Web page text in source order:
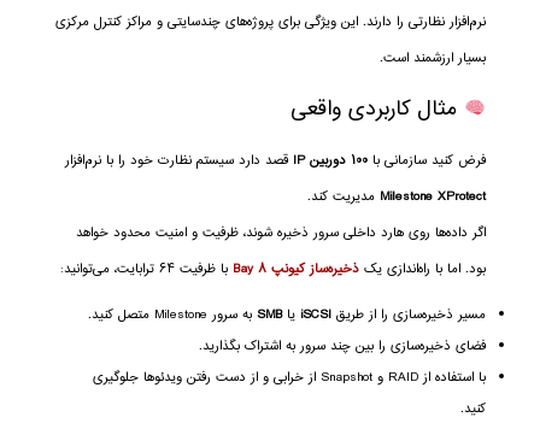
نرم‌افزار نظارتی را دارند. این ویژگی برای پروژه‌های چندسایتی و مراکز کنترل مرکزی
بسیار ارزشمند است.
مثال کاربردی واقعی
فرض کنید سازمانی با ۱۰۰ دوربین IP
قصد دارد سیستم نظارت خود را با نرم‌افزار
Milestone XProtect مدیریت کند.
اگر داده‌ها روی هارد داخلی سرور ذخیره شوند، ظرفیت و امنیت محدود خواهد
بود. اما با راه‌اندازی یک ذخیره‌ساز کیونپ ۸ Bay
با ظرفیت ۶۴ ترابایت، می‌توانید:
مسیر ذخیره‌سازی را از طریق iSCSI یاSMBبه سرور Milestone متصل کنید.
فضای ذخیره‌سازی را بین چند سرور به اشتراک بگذارید.
با استفاده از RAID و Snapshot از خرابی و از دست رفتن ویدئوها جلوگیری
کنید.